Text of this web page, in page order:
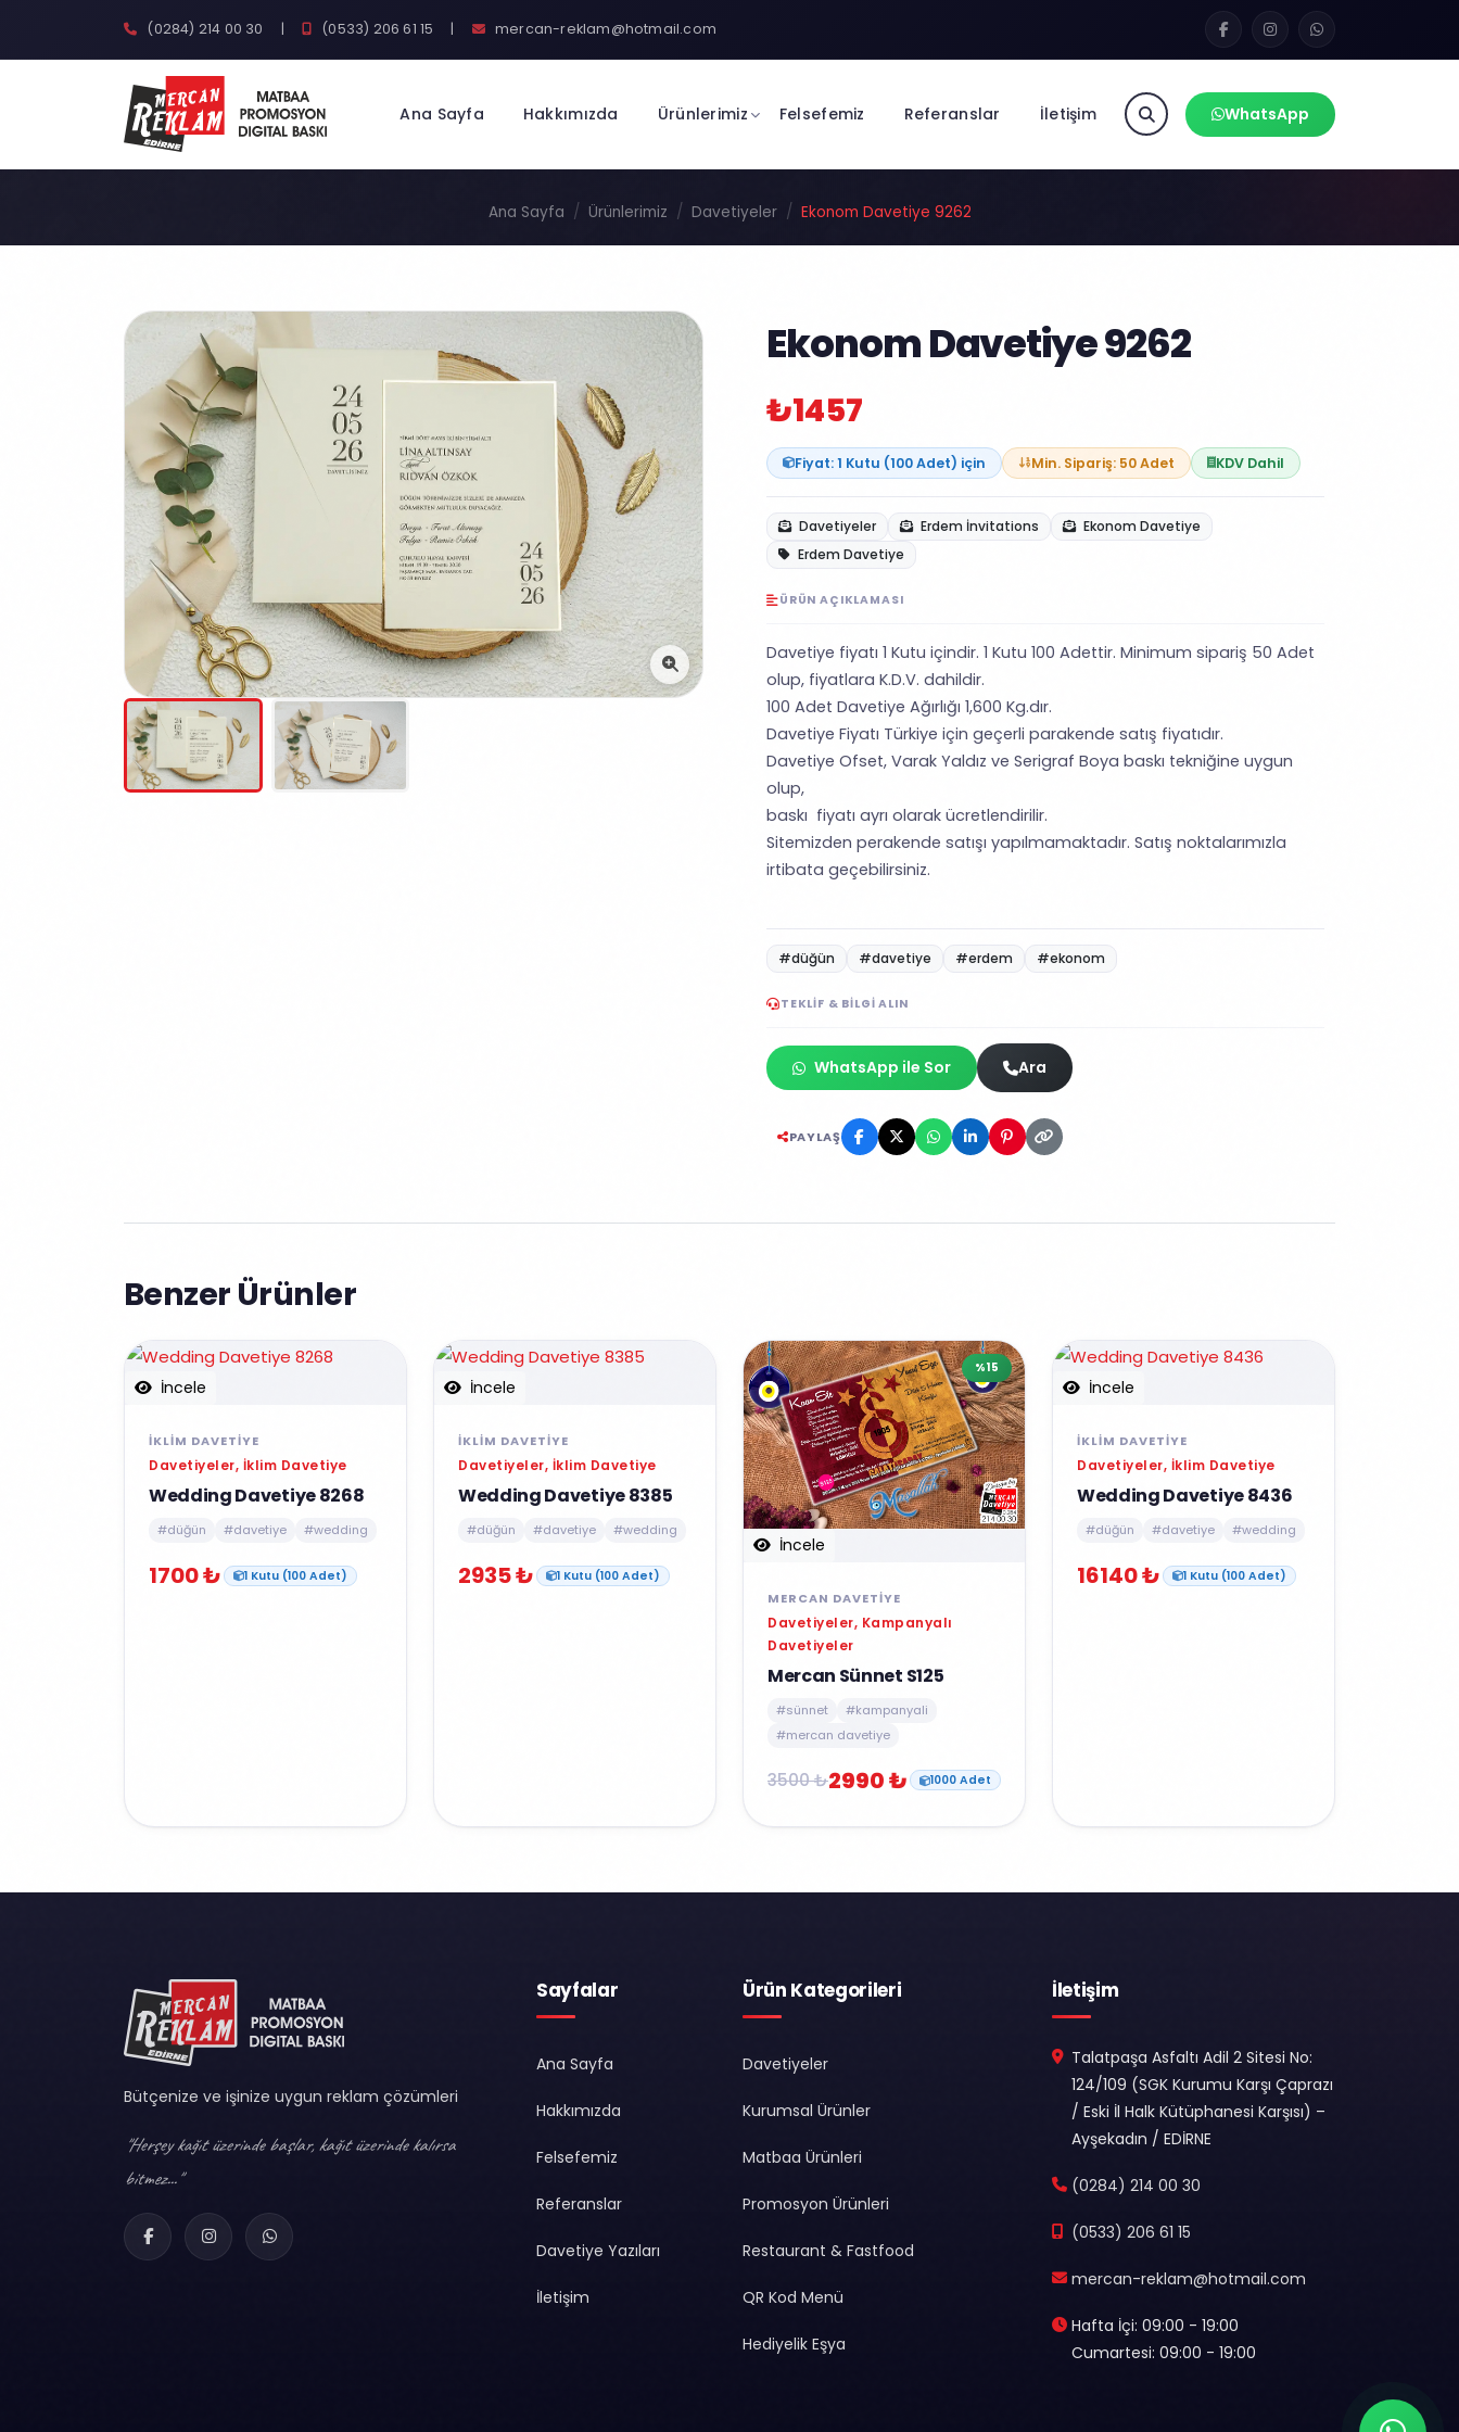
(0284) 214 00 30 | (0533) 206 61 15 | mercan-reklam@hotmail.com
Ana Sayfa Hakkımızda Ürünlerimiz Felsefemiz Referanslar İletişim WhatsApp
Ana Sayfa Ürünlerimiz Davetiyeler Ekonom Davetiye 9262
Ekonom Davetiye 9262
₺1457
Fiyat: 1 Kutu (100 Adet) için Min. Sipariş: 50 Adet KDV Dahil
Davetiyeler Erdem İnvitations
Ekonom Davetiye
Erdem Davetiye
ÜRÜN AÇIKLAMASI
Davetiye fiyatı 1 Kutu içindir. 1 Kutu 100 Adettir. Minimum sipariş 50 Adet
olup, fiyatlara K.D.V. dahildir.
100 Adet Davetiye Ağırlığı 1,600 Kg.dır.
Davetiye Fiyatı Türkiye için geçerli parakende satış fiyatıdır.
Davetiye Ofset, Varak Yaldız ve Serigraf Boya baskı tekniğine uygun
olup,
baskı fiyatı ayrı olarak ücretlendirilir.
Sitemizden perakende satışı yapılmamaktadır. Satış noktalarımızla
irtibata geçebilirsiniz.
#düğün #davetiye #erdem #ekonom
TEKLIF & BILGI ALIN
WhatsApp ile Sor Ara
PAYLAŞ
Benzer Ürünler
İncele
İKLIM DAVETIYE
Davetiyeler, İklim Davetiye
Wedding Davetiye 8268
#düğün #davetiye #wedding
1700 ₺ 1 Kutu (100 Adet)
İncele
İKLIM DAVETIYE
Davetiyeler, İklim Davetiye
Wedding Davetiye 8385
#düğün #davetiye #wedding
2935 ₺ 1 Kutu (100 Adet)
İncele
%15
MERCAN DAVETIYE
Davetiyeler, Kampanyalı
Davetiyeler
Mercan Sünnet S125
#sünnet
#kampanyali
#mercan davetiye
3500 ₺2990 ₺ 1000 Adet
İncele
İKLIM DAVETIYE
Davetiyeler, İklim Davetiye
Wedding Davetiye 8436
#düğün #davetiye #wedding
16140 ₺ 1 Kutu (100 Adet)
Bütçenize ve işinize uygun reklam çözümleri
"Herşey kağıt üzerinde başlar, kağıt üzerinde kalırsa
bitmez..."
Sayfalar
Ana Sayfa
Hakkımızda
Felsefemiz
Referanslar
Davetiye Yazıları
İletişim
Ürün Kategorileri
Davetiyeler
Kurumsal Ürünler
Matbaa Ürünleri
Promosyon Ürünleri
Restaurant & Fastfood
QR Kod Menü
Hediyelik Eşya
İletişim
Talatpaşa Asfaltı Adil 2 Sitesi No:
124/109 (SGK Kurumu Karşı Çaprazı
/ Eski İl Halk Kütüphanesi Karşısı) –
Ayşekadın / EDİRNE
(0284) 214 00 30
(0533) 206 61 15
mercan-reklam@hotmail.com
Hafta İçi: 09:00 - 19:00
Cumartesi: 09:00 - 19:00